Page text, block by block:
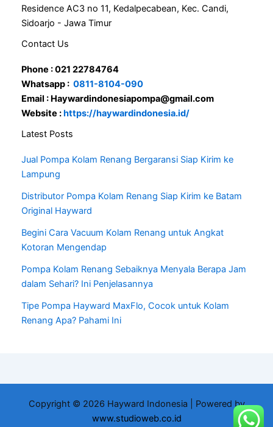
Residence AC3 no 11, Kedalpecabean, Kec. Candi,
Sidoarjo - Jawa Timur
Contact Us
Phone : 021 22784764
Whatsapp : 0811-8104-090
Email : Haywardindonesiapompa@gmail.com
Website :https://haywardindonesia.id/
Latest Posts
Jual Pompa Kolam Renang Bergaransi Siap Kirim ke
Lampung
Distributor Pompa Kolam Renang Siap Kirim ke Batam
Original Hayward
Begini Cara Vacuum Kolam Renang untuk Angkat
Kotoran Mengendap
Pompa Kolam Renang Sebaiknya Menyala Berapa Jam
dalam Sehari? Ini Penjelasannya
Tipe Pompa Hayward MaxFlo, Cocok untuk Kolam
Renang Apa? Pahami Ini
Copyright © 2026 Hayward Indonesia | Powered by
www.studioweb.co.id